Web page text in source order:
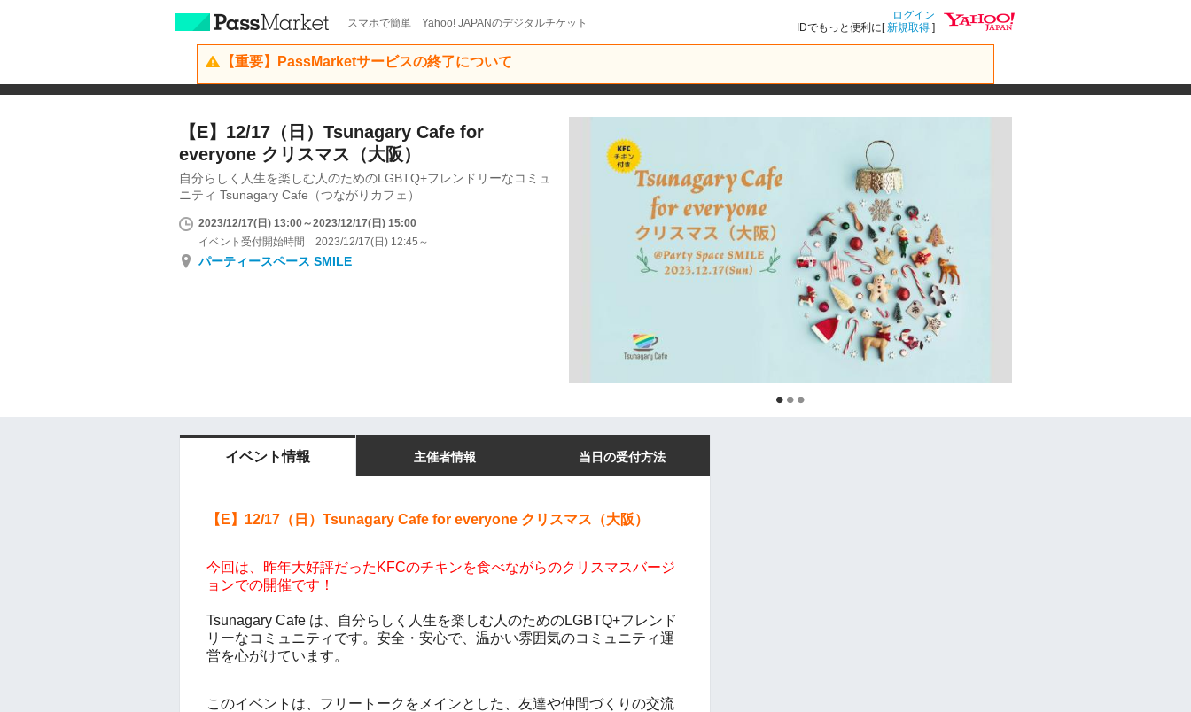
スマホで簡単 Yahoo! JAPANのデジタルチケット
ログイン
IDでもっと便利に[新規取得 ]
【重要】PassMarketサービスの終了について
【E】12/17（日）Tsunagary Cafe for
everyone クリスマス（大阪）
自分らしく人生を楽しむ人のためのLGBTQ+フレンドリーなコミュ
ニティ Tsunagary Cafe（つながりカフェ）
2023/12/17(日) 13:00～2023/12/17(日) 15:00
イベント受付開始時間 2023/12/17(日) 12:45～
パーティースペース SMILE
イベント情報 主催者情報 当日の受付方法
【E】12/17 （日） Tsunagary Cafe for everyone クリスマス（大阪）
今回は、昨年大好評だった KFCのチキンを食べながらのクリスマスバージ
ョンでの開催です！
Tsunagary Cafe は、自分らしく人生を楽しむ人のためのLGBTQ+フレンド
リーなコミュニティです。 安全・安心で、温かい雰囲気のコミュニティ運
営を心がけています。
このイベントは、フリートークをメインとした、友達や仲間づくりの交流